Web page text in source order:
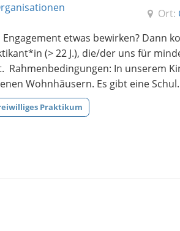
Ort:
etwas bewirken? Dann
(> 22 J.), die/der uns für
Rahmenbedingungen: In unserem
Wohnhäusern. Es gibt eine
Praktikum